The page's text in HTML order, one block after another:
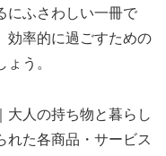
にふさわしい一冊で
効率的に過ごすための
う。
人の持ち物と暮らし
れた各商品・サービス